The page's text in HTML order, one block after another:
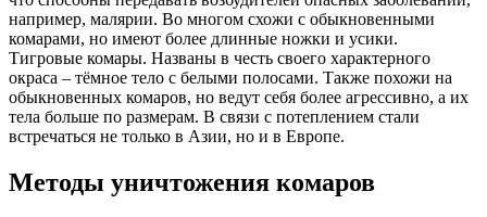
например, малярии. Во многом схожи с обыкновенными
комарами, но имеют более длинные ножки и усики.
Тигровые комары. Названы в честь своего характерного
окраса – тёмное тело с белыми полосами. Также похожи на
обыкновенных комаров, но ведут себя более агрессивно, а их
тела больше по размерам. В связи с потеплением стали
встречаться не только в Азии, но и в Европе.
Методы уничтожения комаров